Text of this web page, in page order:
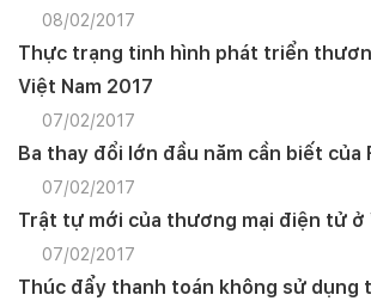
08/02/2017
Thực trạng tinh hình phát triển
Việt Nam 2017
07/02/2017
Ba thay đổi lớn đầu năm cần biết của
07/02/2017
Trật tự mới của thương mại điện tử ở
07/02/2017
Thúc đẩy thanh toán không sử dụng